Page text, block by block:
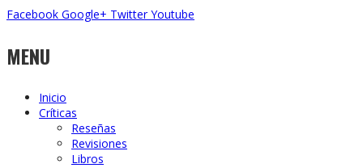
Facebook Google+ Twitter Youtube
MENU
Inicio
Críticas
Reseñas
Revisiones
Libros